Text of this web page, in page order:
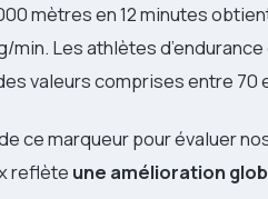
mètres en 12 minutes
min. Les athlètes
valeurs comprises entre 70
ce marqueur pour évaluer
reflète une amélioration